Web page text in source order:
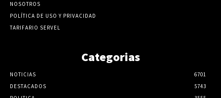
NOSOTROS
POLÍTICA DE USO Y PRIVACIDAD
TARIFARIO SERVEL
Categorias
NOTICIAS
6701
DESTACADOS
5743